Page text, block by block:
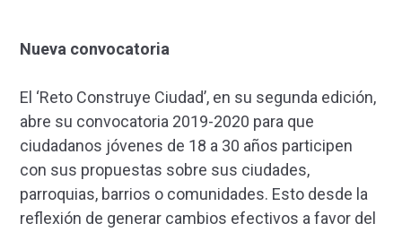
Nueva convocatoria
El ‘Reto Construye Ciudad’, en su segunda edición,
abre su convocatoria 2019-2020 para que
ciudadanos jóvenes de 18 a 30 años participen
con sus propuestas sobre sus ciudades,
parroquias, barrios o comunidades. Esto desde la
reflexión de generar cambios efectivos a favor del